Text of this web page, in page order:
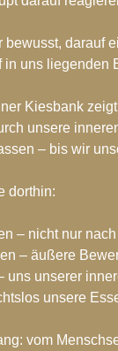
Blog-Archiv-
bewusst, darauf
in uns liegenden
Kiesbank
unsere
– bis wir
dorthin:
– nicht nur
– äußere
uns unserer
unsere
vom